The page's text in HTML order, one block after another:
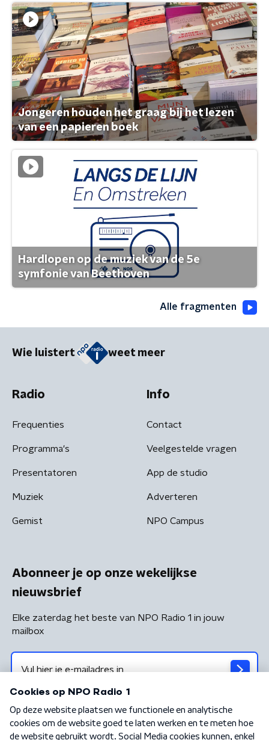
Jongeren houden het graag bij het lezen
van een papieren boek
Hardlopen op de muziek van de 5e
symfonie van Beethoven
Alle fragmenten
Wie luistert weet meer
Radio
Frequenties
Programma's
Presentatoren
Muziek
Gemist
Info
Contact
Veelgestelde vragen
App de studio
Adverteren
NPO Campus
Abonneer je op onze wekelijkse
nieuwsbrief
Elke zaterdag het beste van NPO Radio 1 in jouw
mailbox